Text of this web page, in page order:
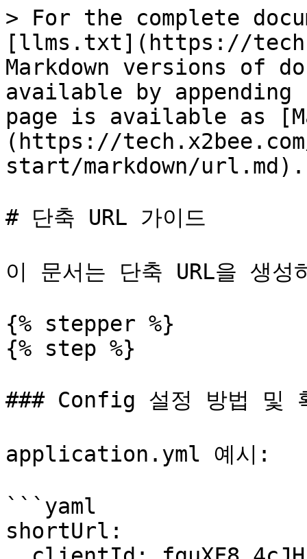
> For the complete
[llms.txt](https://
Markdown versions of
available by
page is available as
(https://
start/markdown/url.md).
# 단축 URL 가이드
이 문서는 단축 URL을 생
{% stepper %}
{% step %}
### Config 설정 방법 및
application.yml 예시:
```yaml
shortUrl: